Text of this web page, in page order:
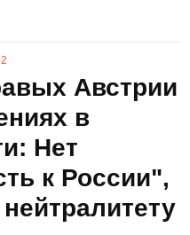
Австрии
в
Нет
к России",